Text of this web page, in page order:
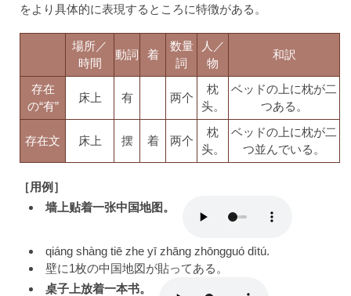
をより具体的に表現するところに特徴がある。
場所／
時間
動詞 着
数量
詞
人／
物
和訳
存在
の“有”
床上 有 两个
枕
头。
ベッドの上に枕が二
つある。
存在文 床上 摆 着 两个
枕
头。
ベッドの上に枕が二
つ並んでいる。
［用例］
墙上贴着一张中国地图。
qiáng shàng tiē zhe yī zhāng zhōngguó dìtú.
壁に1枚の中国地図が貼ってある。
桌子上放着一本书。